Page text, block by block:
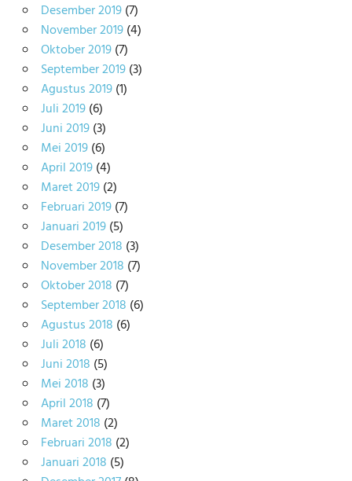
Desember 2019(7)
November 2019(4)
Oktober 2019(7)
September 2019(3)
Agustus 2019(1)
Juli 2019(6)
Juni 2019(3)
Mei 2019(6)
April 2019(4)
Maret 2019(2)
Februari 2019(7)
Januari 2019(5)
Desember 2018 (3)
November 2018 (7)
Oktober 2018 (7)
September 2018 (6)
Agustus 2018 (6)
Juli 2018 (6)
Juni 2018 (5)
Mei 2018 (3)
April 2018 (7)
Maret 2018 (2)
Februari 2018 (2)
Januari 2018 (5)